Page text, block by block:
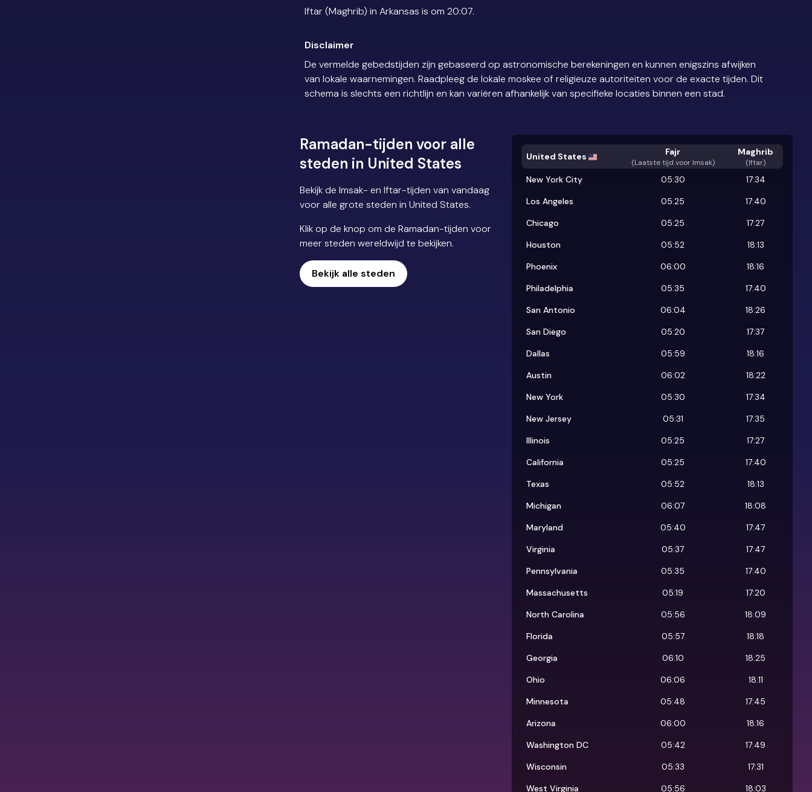
Iftar (Maghrib) in Arkansas is om 20:07.
Disclaimer
De vermelde gebedstijden zijn gebaseerd op astronomische berekeningen en kunnen enigszins afwijken
van lokale waarnemingen. Raadpleeg de lokale moskee of religieuze autoriteiten voor de exacte tijden. Dit
schema is slechts een richtlijn en kan variëren afhankelijk van specifieke locaties binnen een stad.
Ramadan-tijden voor alle
steden in United States
Bekijk de Imsak- en Iftar-tijden van vandaag
voor alle grote steden in United States.
Klik op de knop om de Ramadan-tijden voor
meer steden wereldwijd te bekijken.
Bekijk alle steden
United States Fajr
(Laatste tijd voor Imsak)
Maghrib
(Iftar)
New York City 05:30
17:34
Los Angeles
05:25
17:40
Chicago
05:25
17:27
Houston
05:52
18:13
Phoenix
06:00
18:16
Philadelphia
05:35
17:40
San Antonio
06:04
18:26
San Diego
05:20
17:37
Dallas
05:59
18:16
Austin
06:02
18:22
New York
05:30
17:34
New Jersey
05:31
17:35
Illinois
05:25
17:27
California
05:25
17:40
Texas
05:52
18:13
Michigan
06:07
18:08
Maryland
05:40
17:47
Virginia
05:37
17:47
Pennsylvania
05:35
17:40
Massachusetts
05:19
17:20
North Carolina
05:56
18:09
Florida
05:57
18:18
Georgia
06:10
18:25
Ohio
06:06
18:11
Minnesota
05:48
17:45
Arizona
06:00
18:16
Washington DC
05:42
17:49
Wisconsin
05:33
17:31
West Virginia
05:56 18:03